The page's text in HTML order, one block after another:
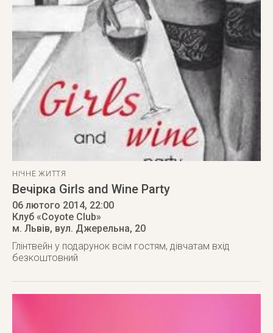
НІЧНЕ ЖИТТЯ
Вечірка Girls and Wine Party
06 лютого 2014, 22:00
Клуб «Coyote Club»
м. Львів, вул. Джерельна, 20
Глінтвейн у подарунок всім гостям, дівчатам вхід
безкоштовний